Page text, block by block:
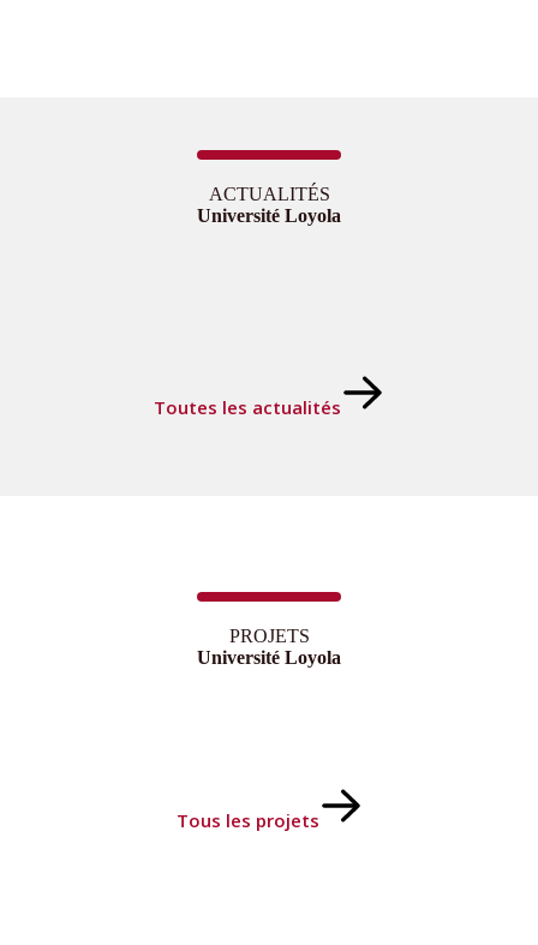
ACTUALITÉS
Université Loyola
Toutes les actualités
PROJETS
Université Loyola
Tous les projets